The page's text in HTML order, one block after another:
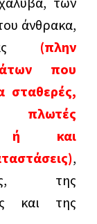
άνθρακα,
(πλην
που
σταθερές,
πλωτές
ή και
,
της
και της